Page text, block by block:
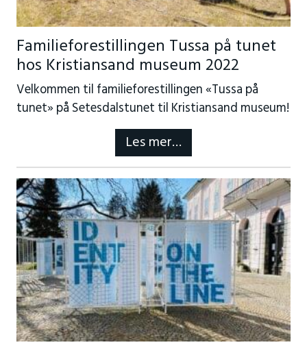
Familieforestillingen Tussa på tunet
hos Kristiansand museum 2022
Velkommen til familieforestillingen «Tussa på
tunet» på Setesdalstunet til Kristiansand museum!
Les mer…